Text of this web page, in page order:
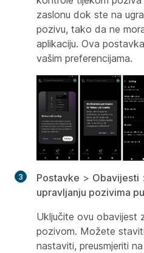
zaslonu dok ste na
pozivu, tako da ne
aplikaciju. Ova
vašim preferencijama.
Postavke > Obavijesti
upravljanju pozivima
Uključite ovu obavijest
pozivom. Možete
nastaviti, preusmjeriti